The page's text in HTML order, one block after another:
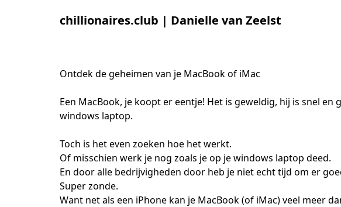
chillionaires.club | Danielle van Zeelst
Ontdek de geheimen van je MacBook of iMac
Een MacBook, je koopt er eentje! Het is geweldig, hij is snel en
windows laptop.
Toch is het even zoeken hoe het werkt.
Of misschien werk je nog zoals je op je windows laptop deed.
En door alle bedrijvigheden door heb je niet echt tijd om er
Super zonde.
Want net als een iPhone kan je MacBook (of iMac) veel meer